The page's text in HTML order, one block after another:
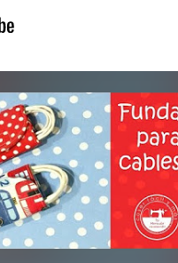
Play all